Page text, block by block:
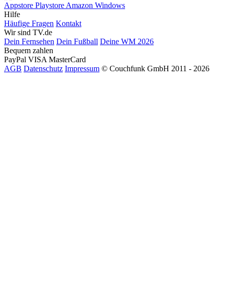
Appstore Playstore Amazon Windows
Hilfe
Häufige Fragen Kontakt
Wir sind TV.de
Dein Fernsehen Dein Fußball Deine WM 2026
Bequem zahlen
PayPal VISA MasterCard
AGB Datenschutz Impressum © Couchfunk GmbH 2011 - 2026